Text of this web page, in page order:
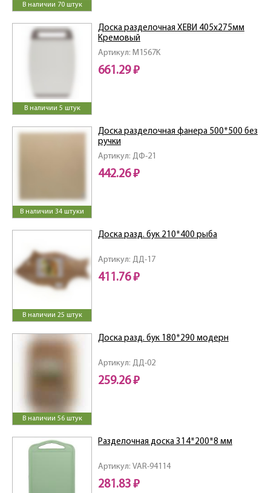
В наличии 70 штук
В наличии 5 штук
Артикул: M1567K
Доска разделочная ХЕВИ 405х275мм
Кремовый
661.29 ₽
В наличии 34 штуки
Артикул: ДФ-21
Доска разделочная фанера 500*500 без
ручки
442.26 ₽
В наличии 25 штук
Артикул: ДД-17
Доска разд. бук 210*400 рыба
411.76 ₽
В наличии 56 штук
Артикул: ДД-02
Доска разд. бук 180*290 модерн
259.26 ₽
Артикул: VAR-94114
Разделочная доска 314*200*8 мм
281.83 ₽